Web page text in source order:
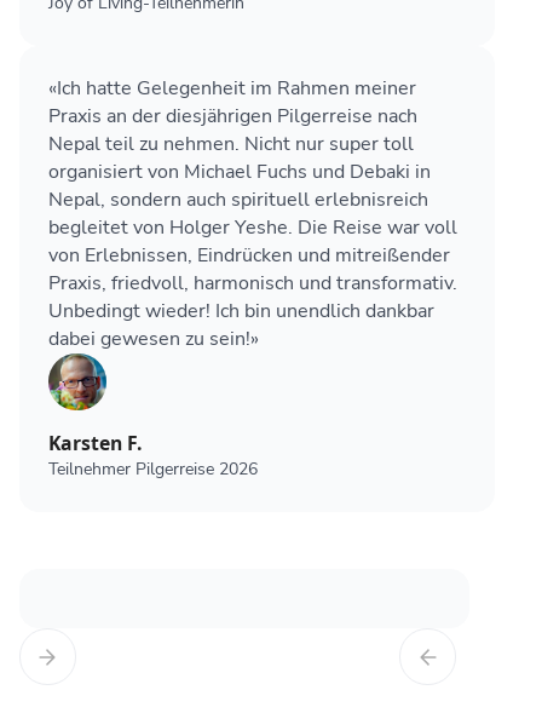
«Ich hatte Gelegenheit im Rahmen meiner
Praxis an der diesjährigen Pilgerreise nach
Nepal teil zu nehmen. Nicht nur super toll
organisiert von Michael Fuchs und Debaki in
Nepal, sondern auch spirituell erlebnisreich
begleitet von Holger Yeshe. Die Reise war voll
von Erlebnissen, Eindrücken und mitreißender
Praxis, friedvoll, harmonisch und transformativ.
Unbedingt wieder! Ich bin unendlich dankbar
dabei gewesen zu sein!»
Karsten F.
Teilnehmer Pilgerreise 2026